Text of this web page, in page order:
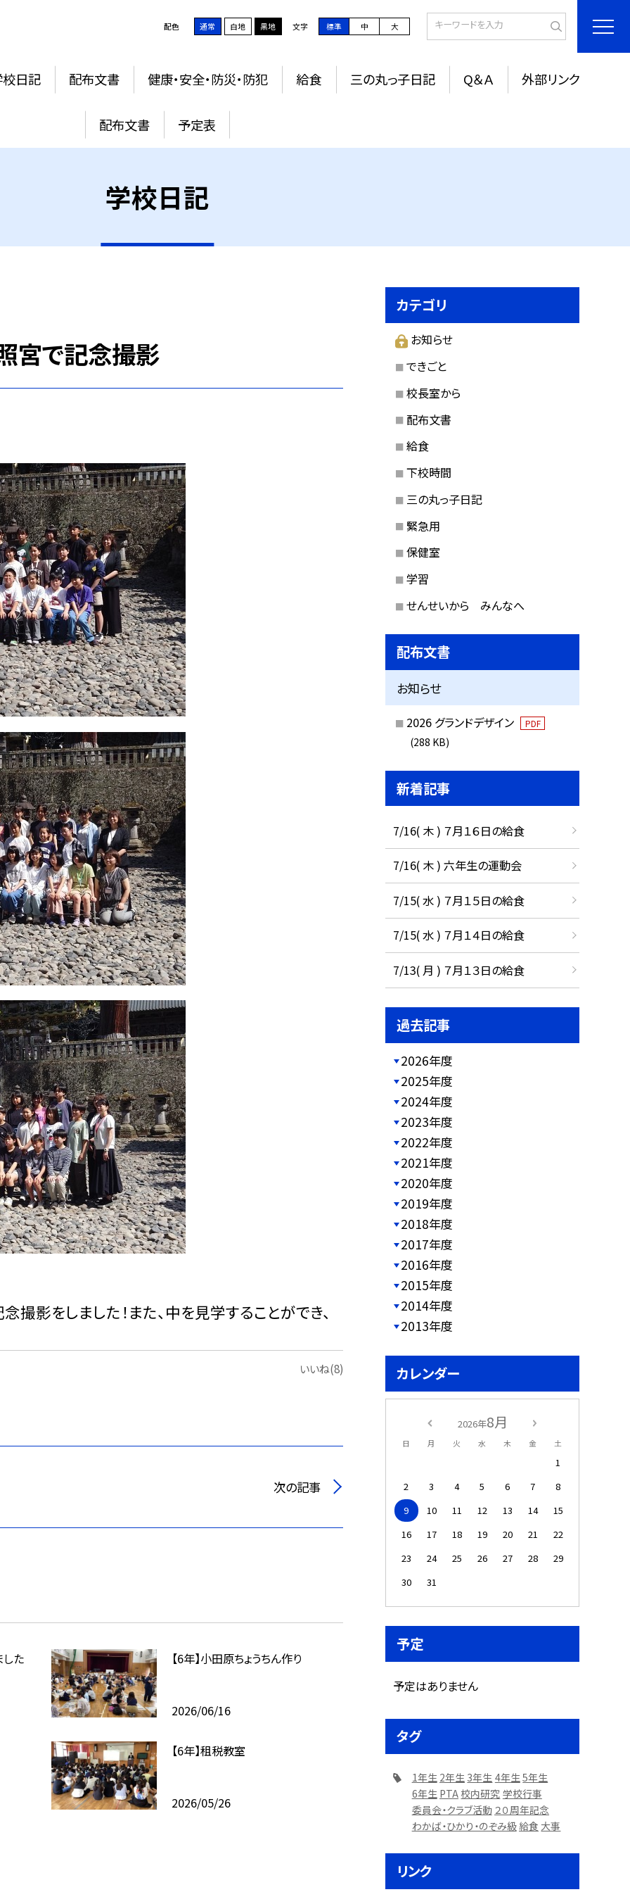
配色 通常 白地 黒地 文字 標準 中 大
日記 配布文書 健康・安全・防災・防犯 給食 三の丸っ子日記 Q＆Ａ 外部リンク
配布文書 予定表
学校日記
宮で記念撮影
撮影をしました！また、中を見学することができ、
いいね(8)
次の記事
した 【6年】小田原ちょうちん作り
2026/06/16
【6年】租税教室
2026/05/26
カテゴリ
お知らせ
できごと
校長室から
配布文書
給食
下校時間
三の丸っ子日記
緊急用
保健室
学習
せんせいから みんなへ
配布文書
お知らせ
2026 グランドデザイン PDF
(288 KB)
新着記事
7/16( 木 ) ７月１６日の給食
7/16( 木 ) 六年生の運動会
7/15( 水 ) ７月１５日の給食
7/15( 水 ) ７月１４日の給食
7/13( 月 ) ７月１３日の給食
過去記事
2026年度
2025年度
2024年度
2023年度
2022年度
2021年度
2020年度
2019年度
2018年度
2017年度
2016年度
2015年度
2014年度
2013年度
カレンダー
2026年8月
日 月 火 水 木 金 土
1
2
3 4 5 6 7
8
9
10 11 12 13 14
15
16
17 18 19 20 21
22
23
24 25 26 27 28
29
30
31
予定
予定はありません
タグ
1年生 2年生 3年生 4年生 5年生
6年生 PTA 校内研究 学校行事
委員会・クラブ活動 ２０周年記念
わかば・ひかり・のぞみ級 給食 大事
リンク